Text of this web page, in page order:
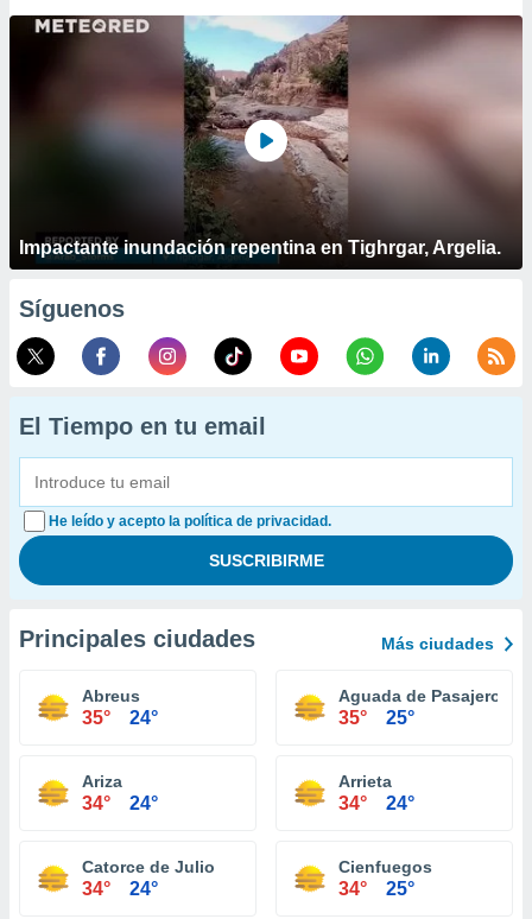
Impactante inundación repentina en Tighrgar, Argelia.
Síguenos
El Tiempo en tu email
He leído y acepto la política de privacidad.
Principales ciudades Más ciudades
Abreus
35° 24°
Aguada de Pasajeros
35° 25°
Ariza
34° 24°
Arrieta
34° 24°
Catorce de Julio
34° 24°
Cienfuegos
34° 25°